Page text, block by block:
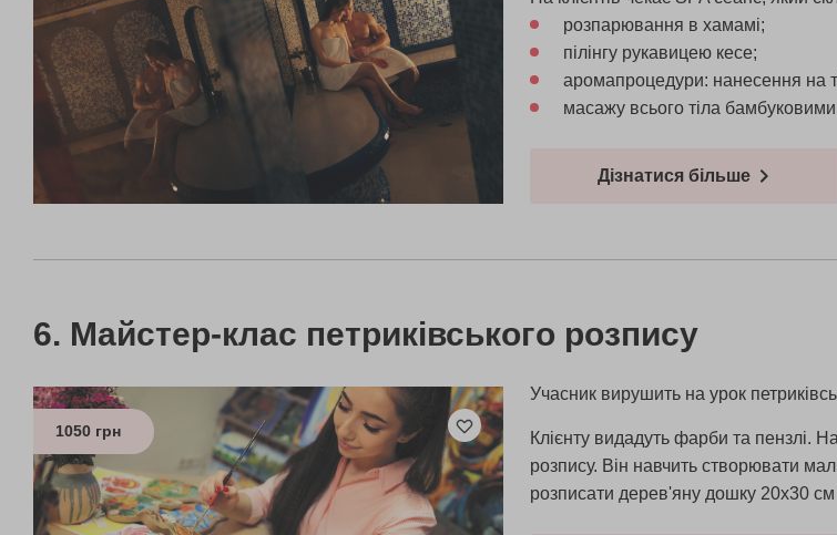
розпарювання в хамамі;
пілінгу рукавицею кесе;
аромапроцедури: нанесення на
масажу всього тіла
Дізнатися більше
Майстер-клас петриківського розпису
1050 грн
Учасник вирушить на урок
Клієнту видадуть фарби та пензлі.
розпису. Він навчить створювати
розписати дерев'яну дошку 20х30